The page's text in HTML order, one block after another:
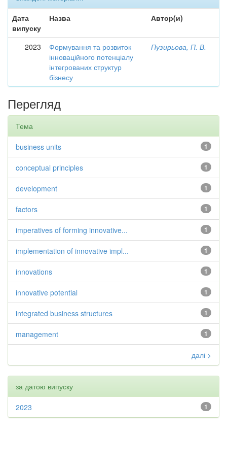
Дата
випуску
Назва Автор(и)
2023
Формування та розвиток
інноваційного потенціалу
інтегрованих структур
бізнесу
Пузирьова, П. В.
Перегляд
Тема
1
business units
1
conceptual principles
1
development
1
factors
1
imperatives of forming innovative...
1
implementation of innovative impl...
1
innovations
1
innovative potential
1
integrated business structures
1
management
далі >
за датою випуску
1
2023